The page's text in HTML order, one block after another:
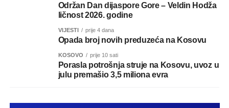
Održan Dan dijaspore Gore – Veldin Hodža
ličnost 2026. godine
VIJESTI prije 4 dana
Opada broj novih preduzeća na Kosovu
KOSOVO prije 10 sati
Porasla potrošnja struje na Kosovu, uvoz u
julu premašio 3,5 miliona evra